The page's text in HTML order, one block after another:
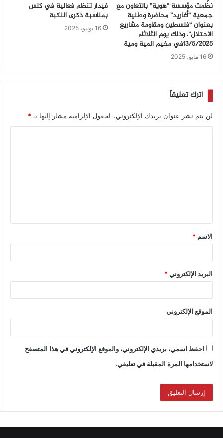
نظّمت مؤسسة “هوية” بالتعاون مع
جمعية “أغاريد” محاضرة وطنية
بعنوان “فلسطين ومقاومة مشاريع
الاحتلال”، وذلك يوم الثلاثاء
13/5/2025في مخيم المية ومية
16 مايو، 2025
فيدار تنظم فعالية في كلس
بمناسبة ذكرى النكبة
16 يونيو، 2025
اترك تعليقاً
لن يتم نشر عنوان بريدك الإلكتروني. الحقول الإلزامية مشار إليها بـ *
الاسم *
البريد الإلكتروني*
الموقع الإلكتروني
احفظ اسمي، بريدي الإلكتروني، والموقع الإلكتروني في هذا المتصفح
لاستخدامها المرة المقبلة في تعليقي.